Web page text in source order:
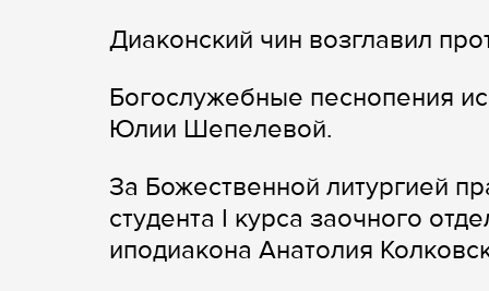
Диаконский чин возглавил
Богослужебные песнопения
Юлии Шепелевой.
За Божественной литургией
студента I курса заочного
иподиакона Анатолия